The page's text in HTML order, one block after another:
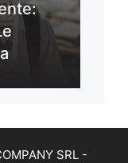
SRL -